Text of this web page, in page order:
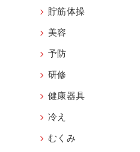
貯筋体操
美容
予防
研修
健康器具
冷え
むくみ